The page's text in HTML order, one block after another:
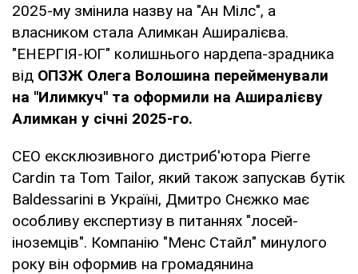
2025-му змінила назву на "Ан Мілс", а
власником стала Алимкан Аширалієва.
"ЕНЕРГІЯ-ЮГ" колишнього нардепа-зрадника
від ОПЗЖ Олега Волошина перейменували
на "Илимкуч" та оформили на Аширалієву
Алимкан у січні 2025-го.
СЕО ексклюзивного дистриб'ютора Pierre
Cardin та Tom Tailor, який також запускав бутік
Baldessarini в Україні, Дмитро Снєжко має
особливу експертизу в питаннях "лосей-
іноземців". Компанію "Менс Стайл" минулого
року він оформив на громадянина